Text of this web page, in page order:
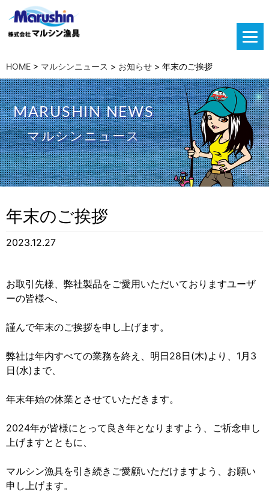
HOME > マルシンニュース > お知らせ > 年末のご挨拶
MARUSHIN NEWS
マルシンニュース
年末のご挨拶
2023.12.27
お取引先様、弊社製品をご愛用いただいておりますユーザ
ーの皆様へ、
謹んで年末のご挨拶を申し上げます。
弊社は年内すべての業務を終え、明日28日(木)より、1月3
日(水)まで、
年末年始の休業とさせていただきます。
2024年が皆様にとって良き年となりますよう、ご祈念申し
上げますとともに、
マルシン漁具を引き続きご愛顧いただけますよう、お願い
申し上げます。